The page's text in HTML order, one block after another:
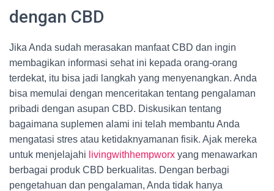
dengan CBD
Jika Anda sudah merasakan manfaat CBD dan ingin
membagikan informasi sehat ini kepada orang-orang
terdekat, itu bisa jadi langkah yang menyenangkan. Anda
bisa memulai dengan menceritakan tentang pengalaman
pribadi dengan asupan CBD. Diskusikan tentang
bagaimana suplemen alami ini telah membantu Anda
mengatasi stres atau ketidaknyamanan fisik. Ajak mereka
untuk menjelajahi livingwithhempworx yang menawarkan
berbagai produk CBD berkualitas. Dengan berbagi
pengetahuan dan pengalaman, Anda tidak hanya